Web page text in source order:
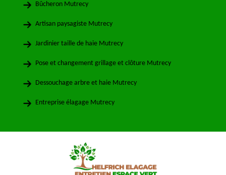
Bûcheron Mutrecy
Artisan paysagiste Mutrecy
Jardinier taille de haie Mutrecy
Pose et changement grillage et clôture Mutrecy
Dessouchage arbre et haie Mutrecy
Entreprise élagage Mutrecy